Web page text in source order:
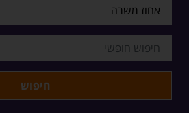
אחוז משרה